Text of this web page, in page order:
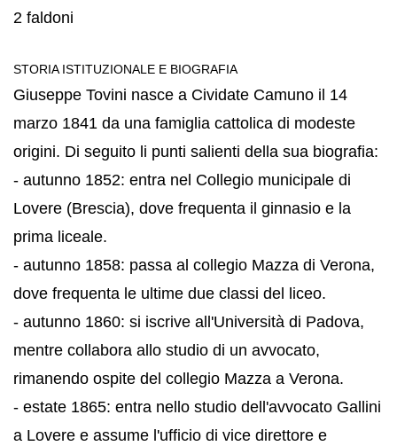
2 faldoni
STORIA ISTITUZIONALE E BIOGRAFIA
Giuseppe Tovini nasce a Cividate Camuno il 14
marzo 1841 da una famiglia cattolica di modeste
origini. Di seguito li punti salienti della sua biografia:
- autunno 1852: entra nel Collegio municipale di
Lovere (Brescia), dove frequenta il ginnasio e la
prima liceale.
- autunno 1858: passa al collegio Mazza di Verona,
dove frequenta le ultime due classi del liceo.
- autunno 1860: si iscrive all'Università di Padova,
mentre collabora allo studio di un avvocato,
rimanendo ospite del collegio Mazza a Verona.
- estate 1865: entra nello studio dell'avvocato Gallini
a Lovere e assume l'ufficio di vice direttore e